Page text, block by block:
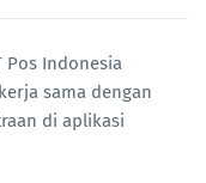
Pos Indonesia
sama dengan
di aplikasi